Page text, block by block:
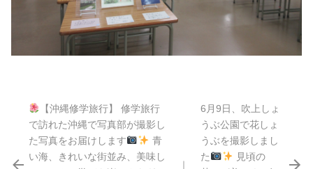
【沖縄修学旅行】 修学旅行
で訪れた沖縄で写真部が撮影し
た写真をお届けします
青
い海、きれいな街並み、美味し
｜
6月9日、吹上しょ
うぶ公園で花しょ
うぶを撮影しまし
た
見頃の